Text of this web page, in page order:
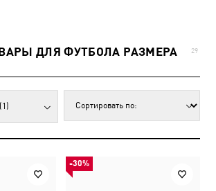
ДЛЯ ФУТБОЛА РАЗМЕРА
29
(1)
-30%